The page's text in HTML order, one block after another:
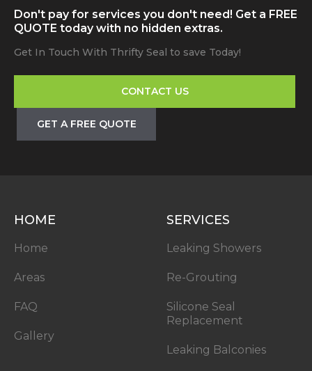
Don't pay for services you don't need! Get a FREE
QUOTE today with no hidden extras.
Get In Touch With Thrifty Seal to save Today!
CONTACT US
GET A FREE QUOTE
HOME
Home
Areas
FAQ
Gallery
SERVICES
Leaking Showers
Re-Grouting
Silicone Seal
Replacement
Leaking Balconies